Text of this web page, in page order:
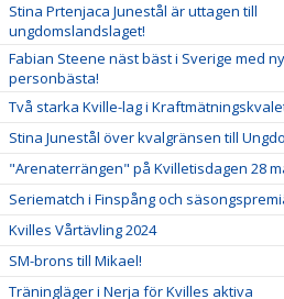
Stina Prtenjaca Junestål är uttagen till
ungdomslandslaget!
Fabian Steene näst bäst i Sverige med
personbästa!
Två starka Kville-lag i
Stina Junestål över kvalgränsen till
"Arenaterrängen" på Kvilletisdagen 28
Seriematch i Finspång och
Kvilles Vårtävling 2024
SM-brons till Mikael!
Träningläger i Nerja för Kvilles aktiva